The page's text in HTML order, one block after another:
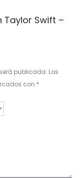
Taylor Swift –
publicada. Los
con *